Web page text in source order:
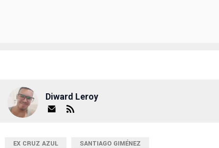
Diward Leroy
EX CRUZ AZUL SANTIAGO GIMÉNEZ